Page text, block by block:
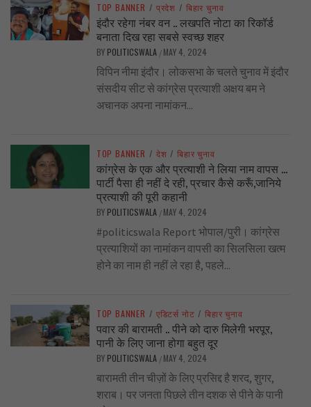
TOP BANNER / प्रदेश / बिहार चुनाव
इंदौर रहेगा नंबर वन .. लखपति नोटा का रिकॉर्ड
बनाता दिख रहा सबसे स्वच्छ शहर
BY POLITICSWALA / MAY 4, 2024
विपिन नीमा इंदौर। लोकसभा के चलते चुनाव में इंदौर
संसदीय सीट से कांग्रेस प्रत्याशी अक्षय बम ने
अचानक अपना नामांकन...
TOP BANNER / देश / बिहार चुनाव
कांग्रेस के एक और प्रत्याशी ने लिया नाम वापस …
पार्टी पैसा ही नहीं दे रही, प्रचार कैसे करूँ,जानिये
प्रत्याशी की पूरी कहानी
BY POLITICSWALA / MAY 4, 2024
#politicswala Report भोपाल/पुरी। कांग्रेस
प्रत्याशियों का नामांकन वापसी का सिलसिला खत्म
होने का नाम ही नहीं ले रहा है, पहले...
TOP BANNER / एडिटर्स नोट / बिहार चुनाव
पवार की बारामती .. पीने को दारु मिलेगी भरपूर,
पानी के लिए जाना होगा बहुत दूर
BY POLITICSWALA / MAY 4, 2024
बारामती तीन चीज़ों के लिए प्रसिद्द है शरद, शुगर,
शराब। पर जनता पिछले तीन दशक से पीने के पानी